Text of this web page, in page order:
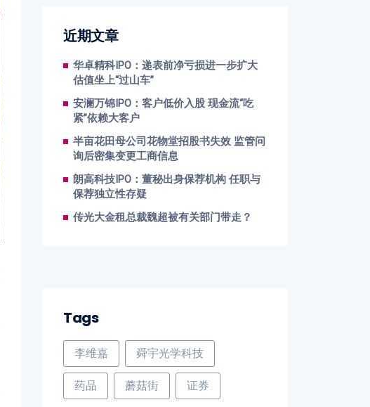
近期文章
华卓精科IPO：递表前净亏损进一步扩大
估值坐上“过山车”
安澜万锦IPO：客户低价入股 现金流“吃
紧”依赖大客户
半亩花田母公司花物堂招股书失效 监管问
询后密集变更工商信息
朗高科技IPO：董秘出身保荐机构 任职与
保荐独立性存疑
传光大金租总裁魏超被有关部门带走？
Tags
李维嘉 舜宇光学科技
药品 蘑菇街 证券